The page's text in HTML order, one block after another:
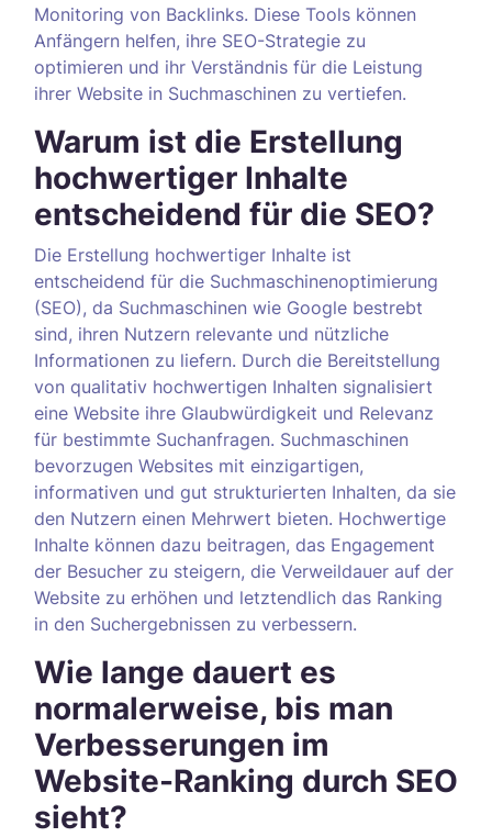
Monitoring von Backlinks. Diese Tools können
Anfängern helfen, ihre SEO-Strategie zu
optimieren und ihr Verständnis für die Leistung
ihrer Website in Suchmaschinen zu vertiefen.
Warum ist die Erstellung
hochwertiger Inhalte
entscheidend für die SEO?
Die Erstellung hochwertiger Inhalte ist
entscheidend für die Suchmaschinenoptimierung
(SEO), da Suchmaschinen wie Google bestrebt
sind, ihren Nutzern relevante und nützliche
Informationen zu liefern. Durch die Bereitstellung
von qualitativ hochwertigen Inhalten signalisiert
eine Website ihre Glaubwürdigkeit und Relevanz
für bestimmte Suchanfragen. Suchmaschinen
bevorzugen Websites mit einzigartigen,
informativen und gut strukturierten Inhalten, da sie
den Nutzern einen Mehrwert bieten. Hochwertige
Inhalte können dazu beitragen, das Engagement
der Besucher zu steigern, die Verweildauer auf der
Website zu erhöhen und letztendlich das Ranking
in den Suchergebnissen zu verbessern.
Wie lange dauert es
normalerweise, bis man
Verbesserungen im
Website-Ranking durch SEO
sieht?